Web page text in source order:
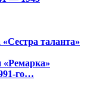
«Сестра таланта»
«Ремарка»
го…